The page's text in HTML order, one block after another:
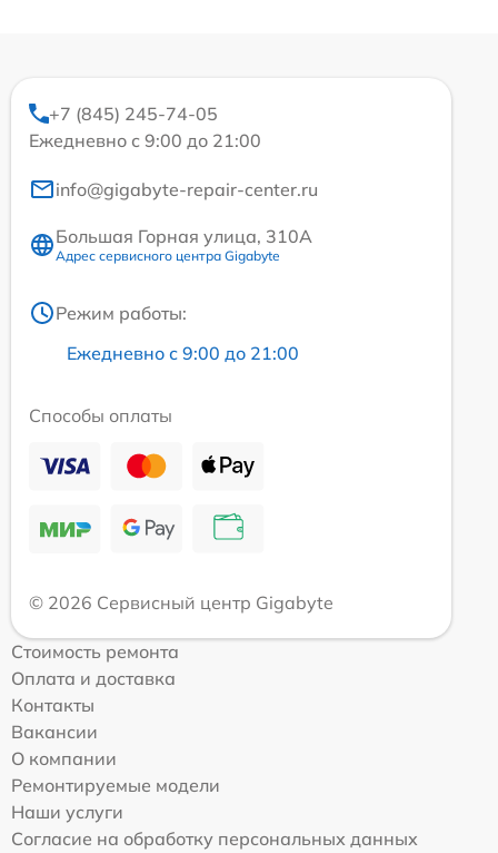
+7 (845) 245-74-05
Ежедневно с 9:00 до 21:00
info@gigabyte-repair-center.ru
Большая Горная улица, 310А
Адрес сервисного центра Gigabyte
Режим работы:
Ежедневно с 9:00 до 21:00
Способы оплаты
© 2026 Сервисный центр Gigabyte
Стоимость ремонта
Оплата и доставка
Контакты
Вакансии
О компании
Ремонтируемые модели
Наши услуги
Согласие на обработку персональных данных